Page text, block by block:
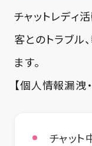
チャットレディ
客とのトラブル
ます。
【個人情報漏洩
チャット